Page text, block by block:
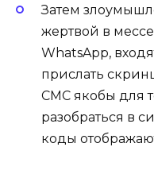
Затем
жертвой в
WhatsApp,
прислать
СМС якобы для
разобраться в
коды